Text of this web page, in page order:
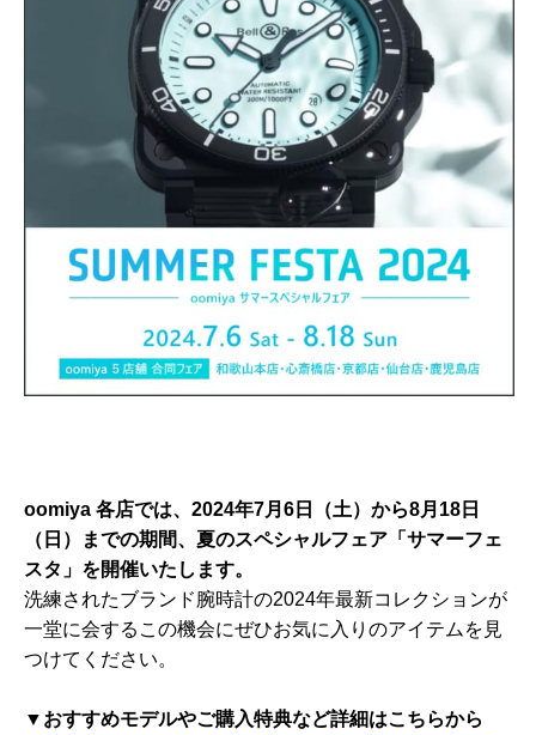
oomiya 各店では、2024年7月6日（土）から8月18日
（日）までの期間、夏のスペシャルフェア「サマーフェ
スタ」を開催いたします。
洗練されたブランド腕時計の2024年最新コレクションが
一堂に会するこの機会にぜひお気に入りのアイテムを見
つけてください。
▼おすすめモデルやご購入特典など詳細はこちらから